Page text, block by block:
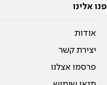
פנו אלינו
אודות
יצירת קשר
פרסמו אצלנו